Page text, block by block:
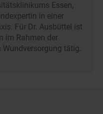
Essen,
in einer
Für Dr. Ausbüttel ist
im Rahmen der
Wundversorgung tätig.